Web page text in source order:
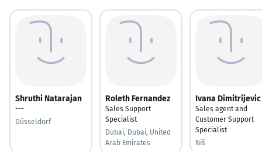
Shruthi Natarajan
---
Düsseldorf
Roleth Fernandez
Sales Support
Specialist
Dubai, Dubai, United
Arab Emirates
Ivana Dimitrijevic
Sales agent and
Customer Support
Specialist
Niš